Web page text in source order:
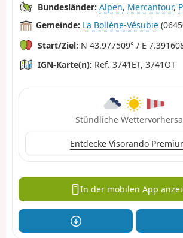
Bundesländer: Alpen, Mercantour,
Gemeinde: La Bollène-Vésubie
Start/Ziel: N 43.977509° / E
IGN-Karte(n): Ref. 3741ET, 3741OT
Stündliche
Entdecke Visorando
In der mobilen App